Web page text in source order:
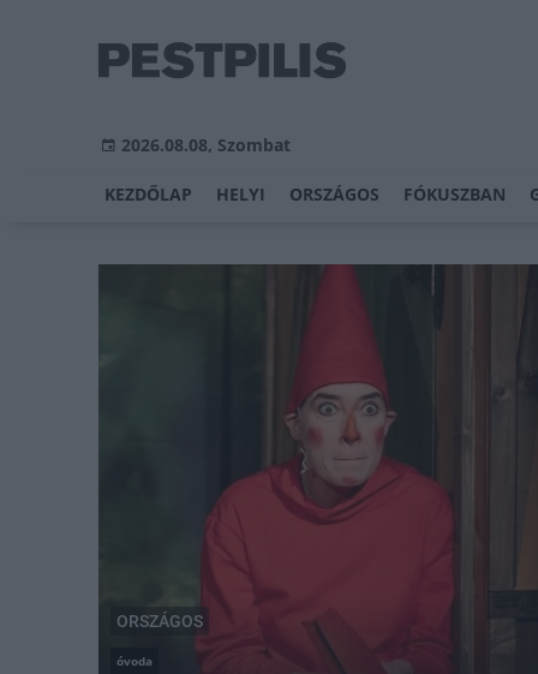
2026.08.08, Szombat
KEZDŐLAP HELYI ORSZÁGOS FÓKUSZBAN
ORSZÁGOS
óvoda